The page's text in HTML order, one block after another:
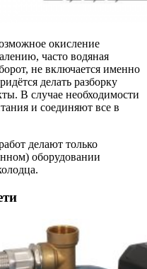
окисление
часто водяная
не включается именно
делать разборку
В случае необходимости
и соединяют все в
делают только
оборудовании